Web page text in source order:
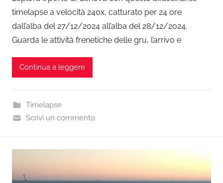
timelapse a velocità 240x, catturato per 24 ore
dall’alba del 27/12/2024 all’alba del 28/12/2024.
Guarda le attività frenetiche delle gru, l’arrivo e
Continua a leggere
Timelapse
Scrivi un commento